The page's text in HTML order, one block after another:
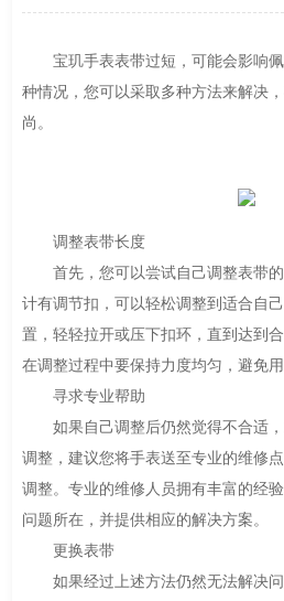
宝玑手表表带过短，可能会影响佩
种情况，您可以采取多种方法来解决
尚。
调整表带长度
首先，您可以尝试自己调整表带的
计有调节扣，可以轻松调整到适合自
置，轻轻拉开或压下扣环，直到达到
在调整过程中要保持力度均匀，避免
寻求专业帮助
如果自己调整后仍然觉得不合适，
调整，建议您将手表送至专业的维修
调整。专业的维修人员拥有丰富的经
问题所在，并提供相应的解决方案。
更换表带
如果经过上述方法仍然无法解决问